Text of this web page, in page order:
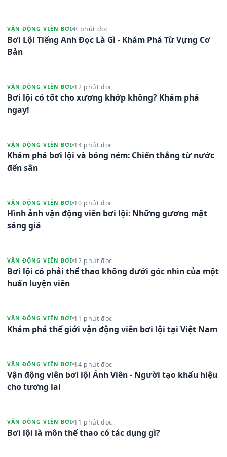
VẬN ĐỘNG VIÊN BƠI 8 phút đọc
Bơi Lội Tiếng Anh Đọc Là Gì - Khám Phá Từ Vựng Cơ
Bản
VẬN ĐỘNG VIÊN BƠI 12 phút đọc
Bơi lội có tốt cho xương khớp không? Khám phá
ngay!
VẬN ĐỘNG VIÊN BƠI 14 phút đọc
Khám phá bơi lội và bóng ném: Chiến thắng từ nước
đến sân
VẬN ĐỘNG VIÊN BƠI 10 phút đọc
Hình ảnh vận động viên bơi lội: Những gương mặt
sáng giá
VẬN ĐỘNG VIÊN BƠI 12 phút đọc
Bơi lội có phải thể thao không dưới góc nhìn của một
huấn luyện viên
VẬN ĐỘNG VIÊN BƠI 11 phút đọc
Khám phá thế giới vận động viên bơi lội tại Việt Nam
VẬN ĐỘNG VIÊN BƠI 14 phút đọc
Vận động viên bơi lội Ánh Viên - Người tạo khẩu hiệu
cho tương lai
VẬN ĐỘNG VIÊN BƠI 11 phút đọc
Bơi lội là môn thể thao có tác dụng gì?